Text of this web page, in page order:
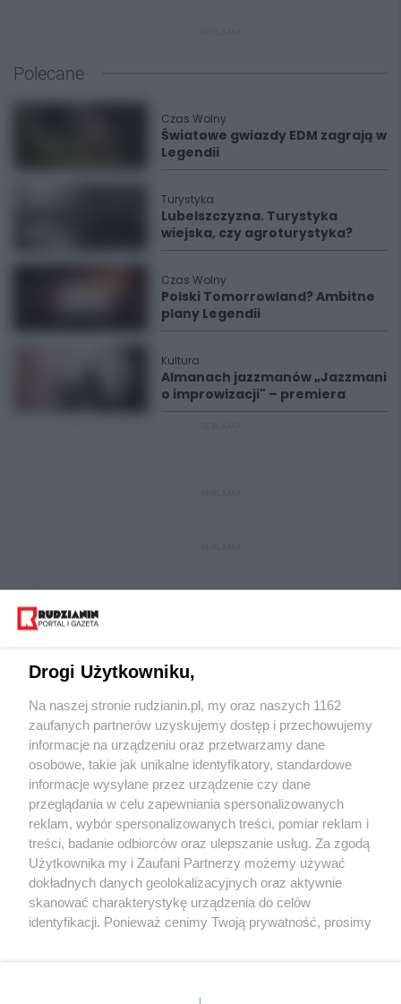
Polecane
Czas Wolny
Światowe gwiazdy EDM zagrają w
Legendii
Turystyka
Lubelszczyzna. Turystyka
wiejska, czy agroturystyka?
Czas Wolny
Polski Tomorrowland? Ambitne
plany Legendii
Kultura
Almanach jazzmanów „Jazzmani
o improwizacji" – premiera
Wydawca mediów lokalnych
Nie zapomnij
zapoznać się z:
polityką prywatności regulamin korzystania z portali
Twojemiasto
Piekary Śląskie
Chorzów
Tarnowskie Góry
Skontakuj sięz nami
Kontakt
Wydawca
Redakcja
Drogi Użytkowniku,
Na naszej stronie rudzianin.pl, my oraz naszych 1162
zaufanych partnerów uzyskujemy dostęp i przechowujemy
informacje na urządzeniu oraz przetwarzamy dane
osobowe, takie jak unikalne identyfikatory, standardowe
informacje wysyłane przez urządzenie czy dane
przeglądania w celu zapewniania spersonalizowanych
reklam, wybór spersonalizowanych treści, pomiar reklam i
treści, badanie odbiorców oraz ulepszanie usług. Za zgodą
Użytkownika my i Zaufani Partnerzy możemy używać
dokładnych danych geolokalizacyjnych oraz aktywnie
skanować charakterystykę urządzenia do celów
identyfikacji. Ponieważ cenimy Twoją prywatność, prosimy
prywatności znajdujący się w lewym dolnym rogu strony